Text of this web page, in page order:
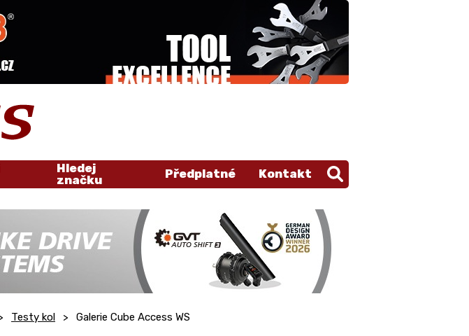
Hledej
značku
Předplatné Kontakt
Testy kol Galerie Cube Access WS